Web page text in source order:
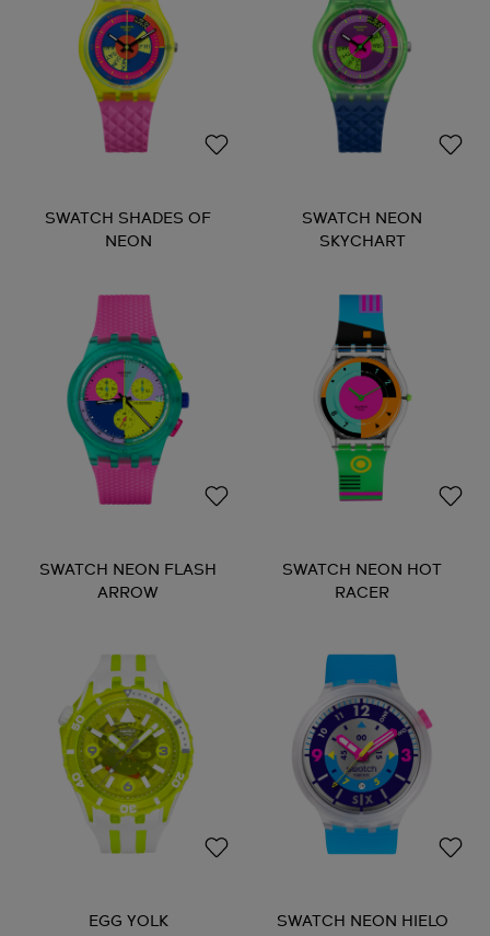
SWATCH SHADES OF
NEON
SWATCH NEON
SKYCHART
SWATCH NEON FLASH
ARROW
SWATCH NEON HOT
RACER
EGG YOLK SWATCH NEON HIELO